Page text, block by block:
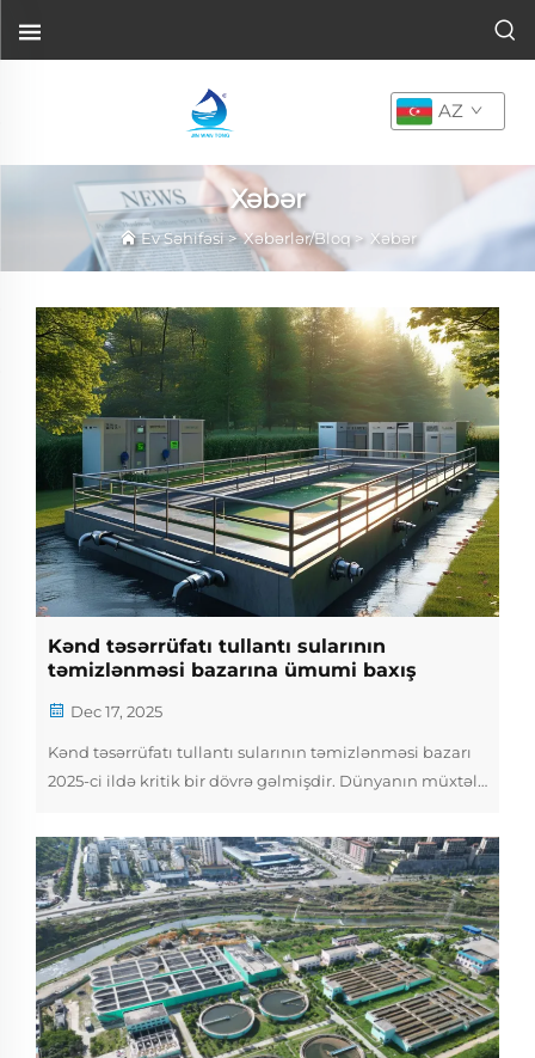
AZ
Xəbər
Ev Səhifəsi>Xəbərlər/Bloq> Xəbər
Kənd təsərrüfatı tullantı sularının
təmizlənməsi bazarına ümumi baxış
Dec 17, 2025
Kənd təsərrüfatı tullantı sularının təmizlənməsi bazarı
2025-ci ildə kritik bir dövrə gəlmişdir. Dünyanın müxtəlif
gələn tullantı suları artıq ikinci plana gedən bir məsələ
deyil — bu, kənd təsərrüfatı məhsuldarlığını, su
təhlükəsizliyini və ətraf mühiti formalaşdırır...